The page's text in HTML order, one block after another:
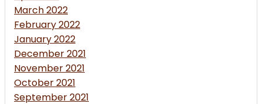
March 2022
February 2022
January 2022
December 2021
November 2021
October 2021
September 2021